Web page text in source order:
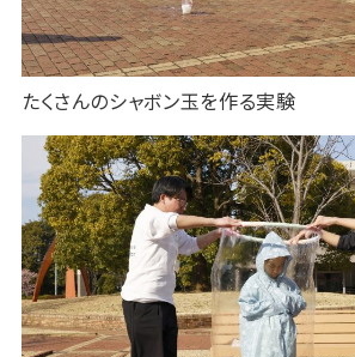
たくさんのシャボン玉を作る実験